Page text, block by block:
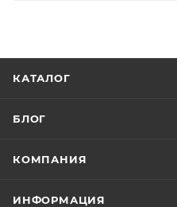
КАТАЛОГ
БЛОГ
КОМПАНИЯ
ИНФОРМАЦИЯ